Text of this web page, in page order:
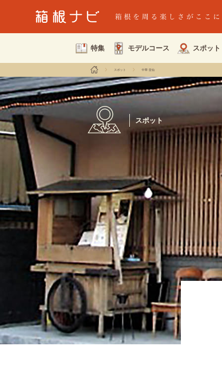
特集 モデルコース スポット
スポット 中華 壺仙
スポット